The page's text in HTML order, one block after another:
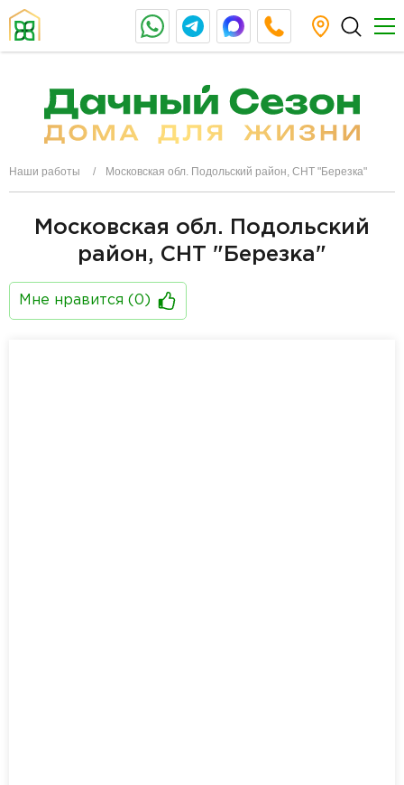
Наши работы Московская обл. Подольский район, СНТ "Березка"
Московская обл. Подольский
район, СНТ "Березка"
Мне нравится ( 0 )